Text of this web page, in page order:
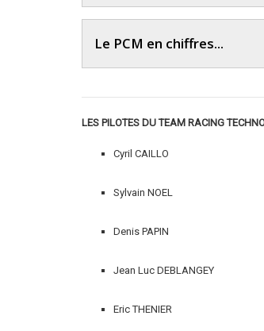
Le PCM en chiffres...
LES PILOTES DU TEAM RACING
Cyril CAILLO
Sylvain NOEL
Denis PAPIN
Jean Luc DEBLANGEY
Eric THENIER